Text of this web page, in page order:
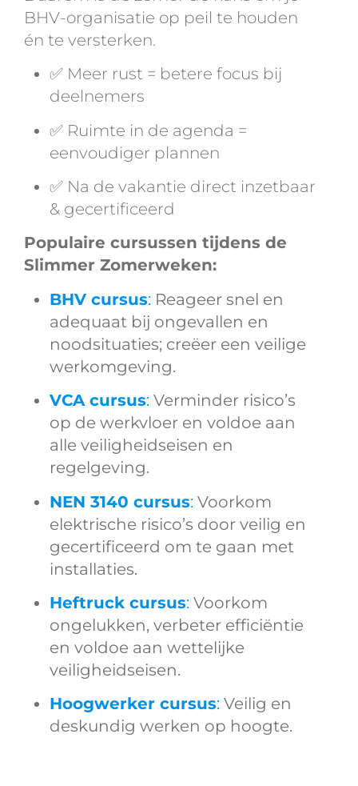
BHV-organisatie op peil te houden
én te versterken.
✅ Meer rust = betere focus bij
deelnemers
✅ Ruimte in de agenda =
eenvoudiger plannen
✅ Na de vakantie direct inzetbaar
& gecertificeerd
Populaire cursussen tijdens de
Slimmer Zomerweken:
BHV cursus: Reageer snel en
adequaat bij ongevallen en
noodsituaties; creëer een veilige
werkomgeving.
VCA cursus: Verminder risico’s
op de werkvloer en voldoe aan
alle veiligheidseisen en
regelgeving.
NEN 3140 cursus: Voorkom
elektrische risico’s door veilig en
gecertificeerd om te gaan met
installaties.
Heftruck cursus: Voorkom
ongelukken, verbeter efficiëntie
en voldoe aan wettelijke
veiligheidseisen.
Hoogwerker cursus: Veilig en
deskundig werken op hoogte.